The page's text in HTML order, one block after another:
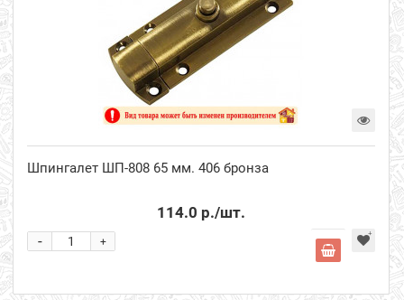
Шпингалет ШП-808 65 мм. 406 бронза
114.0 р./шт.
+
-